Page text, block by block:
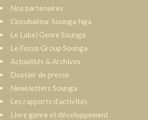
Nos partenaires
L’incubateur Sounga Nga
Le Label Genre Sounga
Le Focus Group Sounga
Actualités & Archives
Dossier de presse
Newsletters Sounga
Les rapports d’activités
Livre genre et développement